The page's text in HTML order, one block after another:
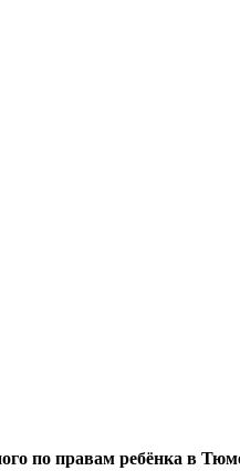
по правам ребёнка в